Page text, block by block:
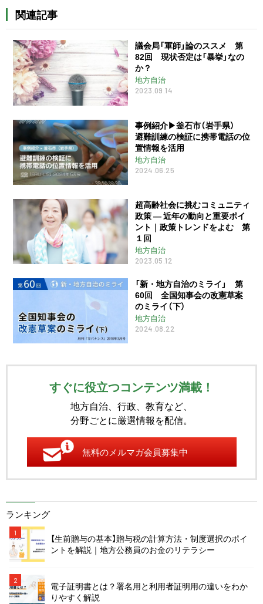
関連記事
議会局「軍師」論のススメ 第
82回 現状否定は「暴挙」なの
か？
地方自治
2023.09.14
事例紹介▶︎釜石市（岩手県）
避難訓練の検証に携帯電話の位
置情報を活用
地方自治
2024.06.25
超高齢社会に挑むコミュニティ
政策 ― 近年の動向と重要ポイ
ント｜政策トレンドをよむ 第
１回
地方自治
2023.05.12
「新・地方自治のミライ」 第
60回 全国知事会の改憲草案
のミライ（下）
地方自治
2024.08.22
すぐに役立つコンテンツ満載！
地方自治、行政、教育など、
分野ごとに厳選情報を配信。
無料のメルマガ会員募集中
ランキング
1
【生前贈与の基本】贈与税の計算方法・制度選択のポイ
ントを解説｜地方公務員のお金のリテラシー
2
電子証明書とは？署名用と利用者証明用の違いをわか
りやすく解説